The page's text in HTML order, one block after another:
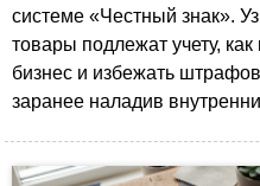
системе «Честный знак».
товары подлежат учету, как
бизнес и избежать
заранее наладив